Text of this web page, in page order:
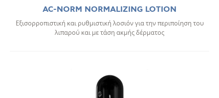
AC-NORM NORMALIZING LOTION
Εξισορροπιστική και ρυθμιστική λοσιόν για την περιποίηση του
λιπαρού και με τάση ακμής δέρματος